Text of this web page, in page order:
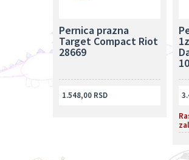
Pernica prazna
Target Compact Riot
28669
1.548,00 RSD